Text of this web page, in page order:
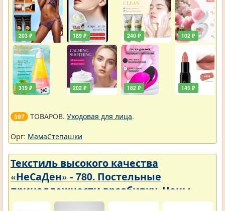
203 ₽
319 ₽
189 ₽
202 ₽
240 ₽
182 ₽
102 ₽
145 ₽
597 ТОВАРОВ. Уходовая для лица.
Орг: МамаСтепашки
Текстиль высокого качества
«НеСаДен» - 780. Постельные
принадлежности вразбивку. Цены
упали